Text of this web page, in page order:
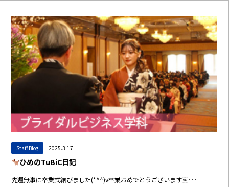
Staff Blog 2025.3.17
ひめのTuBiC日記
先週無事に卒業式結びました(*^^)v卒業おめでとうございます･･･